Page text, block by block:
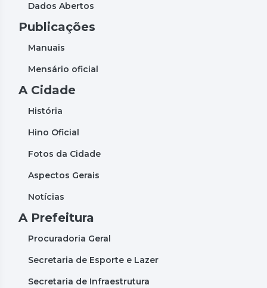
Dados Abertos
Publicações
Manuais
Mensário oficial
A Cidade
História
Hino Oficial
Fotos da Cidade
Aspectos Gerais
Notícias
A Prefeitura
Procuradoria Geral
Secretaria de Esporte e Lazer
Secretaria de Infraestrutura